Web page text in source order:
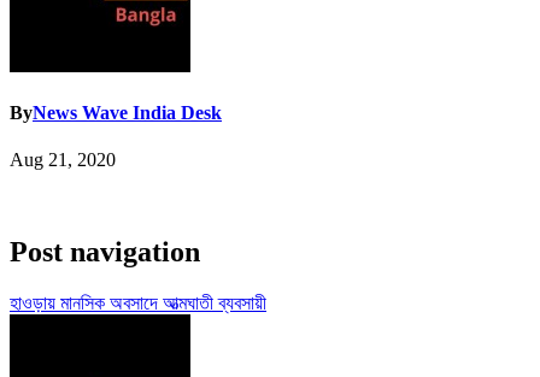
ByNews Wave India Desk
Aug 21, 2020
Post navigation
হাওড়ায় মানসিক অবসাদে আত্মঘাতী ব্যবসায়ী